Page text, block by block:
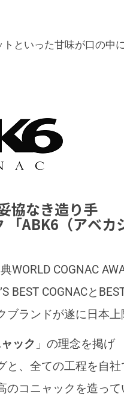
といった甘味が口の中に
協なき造り手
ABK6（アベカ
COGNAC
BEST COGNACと
ランドが遂に日本上
ック 」の理念を掲げ
、全ての工程を自社
コニャックを造って